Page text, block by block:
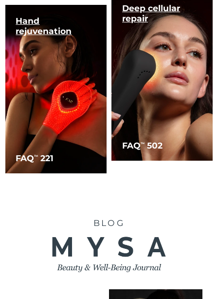
FAQTM 221
Hand
rejuvenation
FAQTM502
Deep cellular
repair
BLOG